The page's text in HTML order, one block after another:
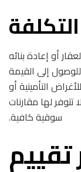
أو إعادة بنائه
إلى القيمة
التأمينية أو
تتوفر لها مقارنات
سوقية كافية.
تقييم